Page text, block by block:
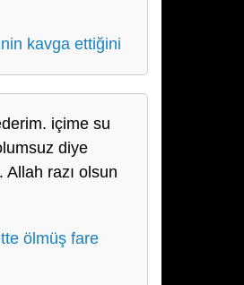
kavga ettiğini
içime su
diye
razı olsun
ölmüş fare